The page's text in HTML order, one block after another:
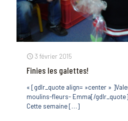
3 février 2015
Finies les galettes!
« [gdlr_quote align= »center »
moulins-fleurs- Emma[/
Cette semaine[…]